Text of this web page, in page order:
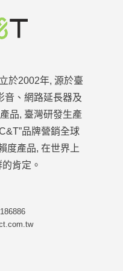
於2002年, 源於臺
音、網路延長器及
品, 臺灣研發生產
品牌營銷全球
度產品, 在世界上
肯定。